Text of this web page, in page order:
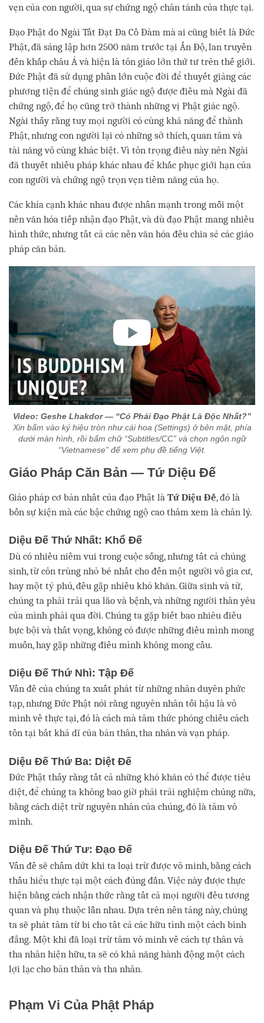
vẹn của con người, qua sự chứng ngộ chân tánh của thực tại.
Đạo Phật do Ngài Tất Đạt Đa Cồ Đàm mà ai cũng biết là Đức
Phật, đã sáng lập hơn 2500 năm trước tại Ấn Độ, lan truyền
đến khắp châu Á và hiện là tôn giáo lớn thứ tư trên thế giới.
Đức Phật đã sử dụng phần lớn cuộc đời để thuyết giảng các
phương tiện để chúng sinh giác ngộ được điều mà Ngài đã
chứng ngộ, để họ cũng trở thành những vị Phật giác ngộ.
Ngài thấy rằng tuy mọi người có cùng khả năng để thành
Phật, nhưng con người lại có những sở thích, quan tâm và
tài năng vô cùng khác biệt. Vì tôn trọng điều này nên Ngài
đã thuyết nhiều pháp khác nhau để khắc phục giới hạn của
con người và chứng ngộ trọn vẹn tiềm năng của họ.
Các khía cạnh khác nhau được nhấn mạnh trong mỗi một
nền văn hóa tiếp nhận đạo Phật, và dù đạo Phật mang nhiều
hình thức, nhưng tất cả các nền văn hóa đều chia sẻ các giáo
pháp căn bản.
Video: Geshe Lhakdor — “Có Phải Đạo Phật Là Độc Nhất?”
Xin bấm vào ký hiệu tròn như cái hoa (Settings) ở bên mặt, phía
dưới màn hình, rồi bấm chữ “Subtitles/CC” và chọn ngôn ngữ
“Vietnamese” để xem phụ đề tiếng Việt.
Giáo Pháp Căn Bản — Tứ Diệu Đế
Giáo pháp cơ bản nhất của đạo Phật là Tứ Diệu Đế, đó là
bốn sự kiện mà các bậc chứng ngộ cao thâm xem là chân lý.
Diệu Đế Thứ Nhất: Khổ Đế
Dù có nhiều niềm vui trong cuộc sống, nhưng tất cả chúng
sinh, từ côn trùng nhỏ bé nhất cho đến một người vô gia cư,
hay một tỷ phú, đều gặp nhiều khó khăn. Giữa sinh và tử,
chúng ta phải trải qua lão và bệnh, và những người thân yêu
của mình phải qua đời. Chúng ta gặp biết bao nhiêu điều
bực bội và thất vọng, không có được những điều mình mong
muốn, hay gặp những điều mình không mong cầu.
Diệu Đế Thứ Nhì: Tập Đế
Vấn đề của chúng ta xuất phát từ những nhân duyên phức
tạp, nhưng Đức Phật nói rằng nguyên nhân tối hậu là vô
minh về thực tại, đó là cách mà tâm thức phóng chiếu cách
tồn tại bất khả dĩ của bản thân, tha nhân và vạn pháp.
Diệu Đế Thứ Ba: Diệt Đế
Đức Phật thấy rằng tất cả những khó khăn có thể được tiêu
diệt, để chúng ta không bao giờ phải trải nghiệm chúng nữa,
bằng cách diệt trừ nguyên nhân của chúng, đó là tâm vô
minh.
Diệu Đế Thứ Tư: Đạo Đế
Vấn đề sẽ chấm dứt khi ta loại trừ được vô minh, bằng cách
thấu hiểu thực tại một cách đúng đắn. Việc này được thực
hiện bằng cách nhận thức rằng tất cả mọi người đều tương
quan và phụ thuộc lẫn nhau. Dựa trên nền tảng này, chúng
ta sẽ phát tâm từ bi cho tất cả các hữu tình một cách bình
đẳng. Một khi đã loại trừ tâm vô minh về cách tự thân và
tha nhân hiện hữu, ta sẽ có khả năng hành động một cách
lợi lạc cho bản thân và tha nhân.
Phạm Vi Của Phật Pháp